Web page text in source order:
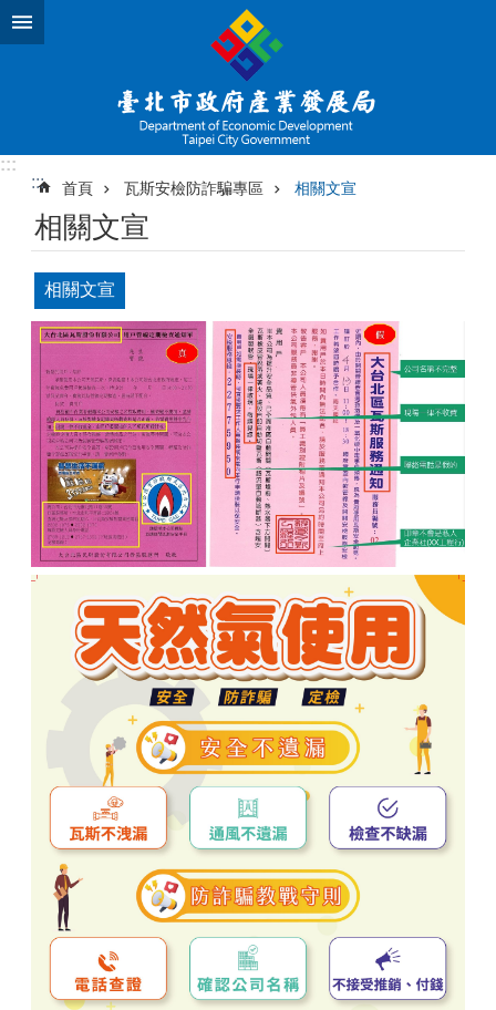
跳到主要內容區塊
:::
:::
首頁 瓦斯安檢防詐騙專區 相關文宣
相關文宣
相關文宣